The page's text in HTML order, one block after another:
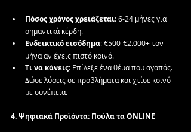
Πόσοςχρόνοςχρειάζεται: 6-24 μήνες για
σημαντικά κέρδη.
Ενδεικτικόεισόδημα: €500-€2.000+ τον
μήνα αν έχεις πιστό κοινό.
Τινα κάνεις: Επίλεξε ένα θέμα που αγαπάς.
Δώσε λύσεις σε προβλήματα και χτίσε κοινό
με συνέπεια.
4. Ψηφιακά Προϊόντα: Πούλα τα ONLINE